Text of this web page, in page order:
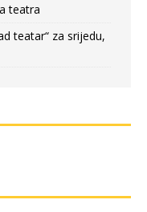
teatra
teatar“ za srijedu,